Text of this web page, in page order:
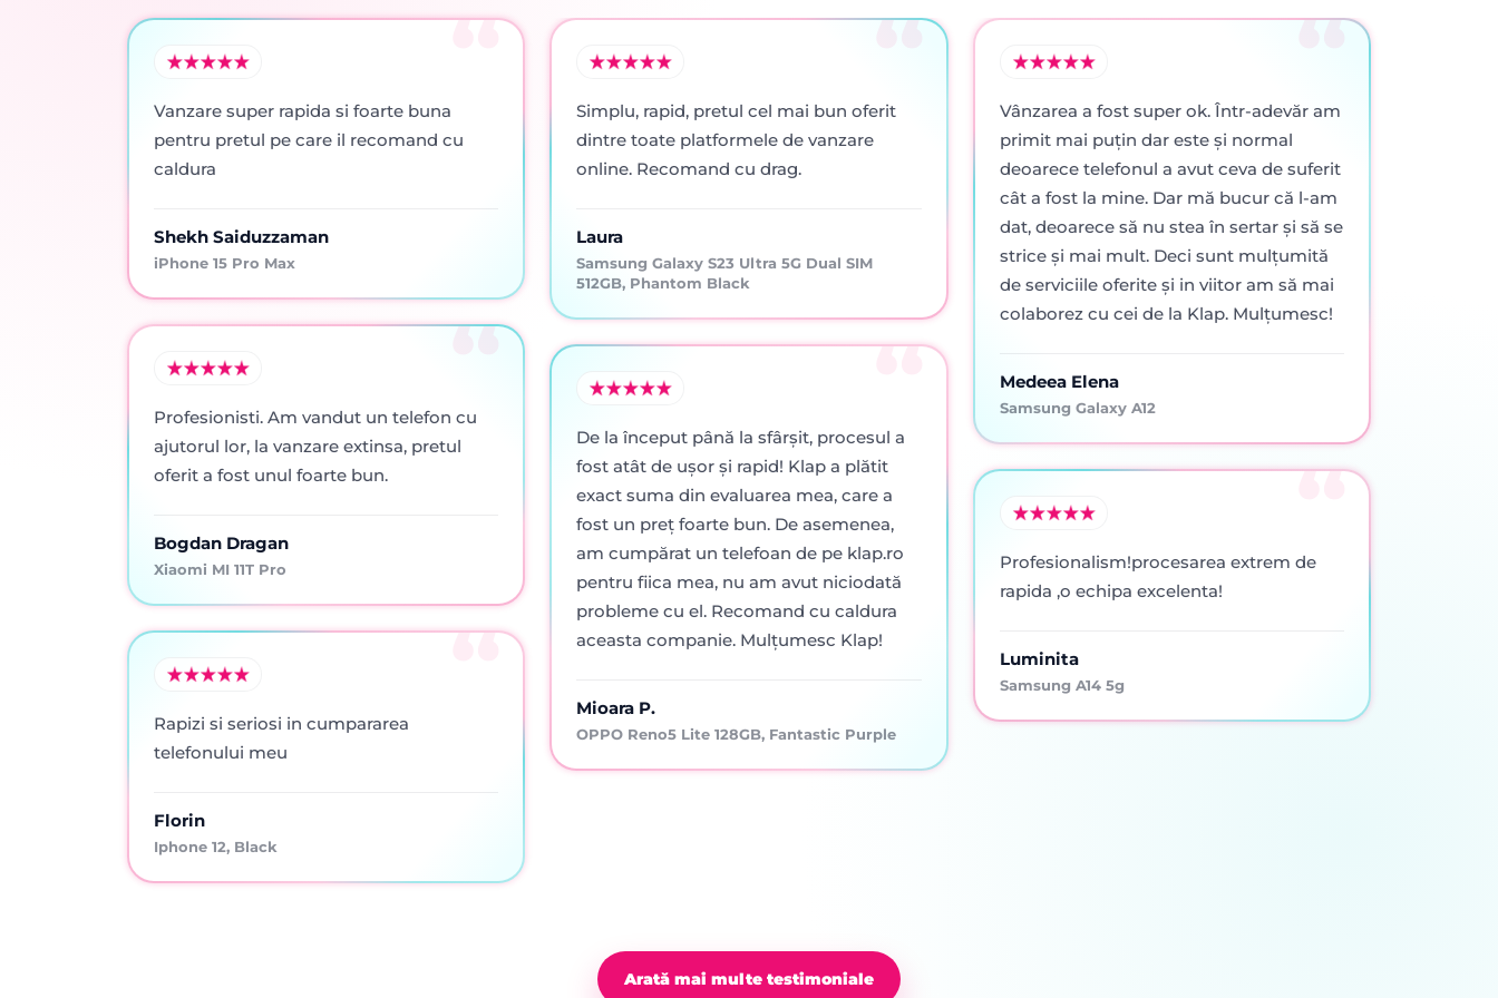
Vanzare super rapida si foarte buna
pentru pretul pe care il recomand cu
caldura
Shekh Saiduzzaman
iPhone 15 Pro Max
Profesionisti. Am vandut un telefon cu
ajutorul lor, la vanzare extinsa, pretul
oferit a fost unul foarte bun.
Bogdan Dragan
Xiaomi MI 11T Pro
Rapizi si seriosi in cumpararea
telefonului meu
Florin
Iphone 12, Black
Simplu, rapid, pretul cel mai bun oferit
dintre toate platformele de vanzare
online. Recomand cu drag.
Laura
Samsung Galaxy S23 Ultra 5G Dual SIM
512GB, Phantom Black
De la început până la sfârșit, procesul a
fost atât de ușor și rapid! Klap a plătit
exact suma din evaluarea mea, care a
fost un preț foarte bun. De asemenea,
am cumpărat un telefoan de pe klap.ro
pentru fiica mea, nu am avut niciodată
probleme cu el. Recomand cu caldura
aceasta companie. Mulțumesc Klap!
Mioara P.
OPPO Reno5 Lite 128GB, Fantastic Purple
Vânzarea a fost super ok. Într-adevăr am
primit mai puţin dar este şi normal
deoarece telefonul a avut ceva de suferit
cât a fost la mine. Dar mă bucur că l-am
dat, deoarece să nu stea în sertar şi să se
strice şi mai mult. Deci sunt mulţumită
de serviciile oferite şi in viitor am să mai
colaborez cu cei de la Klap. Mulţumesc!
Medeea Elena
Samsung Galaxy A12
Profesionalism!procesarea extrem de
rapida ,o echipa excelenta!
Luminita
Samsung A14 5g
Arată mai multe testimoniale